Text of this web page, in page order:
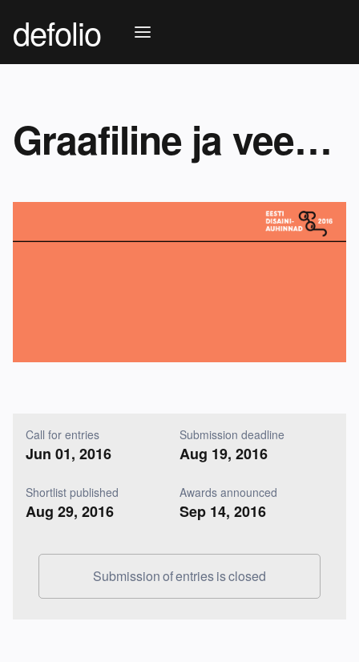
defolio
Graafiline ja veebidisain
Call for entries
Jun 01, 2016
Submission deadline
Aug 19, 2016
Shortlist published
Aug 29, 2016
Awards announced
Sep 14, 2016
Submission of entries is closed